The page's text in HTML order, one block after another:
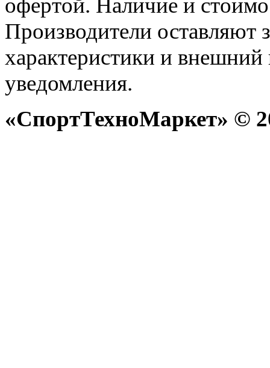
офертой. Наличие и
Производители оставляют
характеристики и внешний
уведомления.
«СпортТехноМаркет» ©